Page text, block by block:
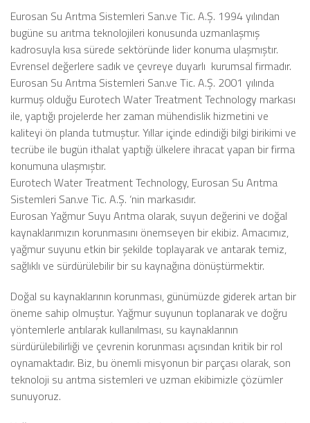
Eurosan Su Arıtma Sistemleri San.ve Tic. A.Ş. 1994 yılından
bugüne su arıtma teknolojileri konusunda uzmanlaşmış
kadrosuyla kısa sürede sektöründe lider konuma ulaşmıştır.
Evrensel değerlere sadık ve çevreye duyarlı kurumsal firmadır.
Eurosan Su Arıtma Sistemleri San.ve Tic. A.Ş. 2001 yılında
kurmuş olduğu Eurotech Water Treatment Technology markası
ile, yaptığı projelerde her zaman mühendislik hizmetini ve
kaliteyi ön planda tutmuştur. Yıllar içinde edindiği bilgi birikimi ve
tecrübe ile bugün ithalat yaptığı ülkelere ihracat yapan bir firma
konumuna ulaşmıştır.
Eurotech Water Treatment Technology, Eurosan Su Arıtma
Sistemleri San.ve Tic. A.Ş. ‘nin markasıdır.
Eurosan Yağmur Suyu Arıtma olarak, suyun değerini ve doğal
kaynaklarımızın korunmasını önemseyen bir ekibiz. Amacımız,
yağmur suyunu etkin bir şekilde toplayarak ve arıtarak temiz,
sağlıklı ve sürdürülebilir bir su kaynağına dönüştürmektir.
Doğal su kaynaklarının korunması, günümüzde giderek artan bir
öneme sahip olmuştur. Yağmur suyunun toplanarak ve doğru
yöntemlerle arıtılarak kullanılması, su kaynaklarının
sürdürülebilirliği ve çevrenin korunması açısından kritik bir rol
oynamaktadır. Biz, bu önemli misyonun bir parçası olarak, son
teknoloji su arıtma sistemleri ve uzman ekibimizle çözümler
sunuyoruz.